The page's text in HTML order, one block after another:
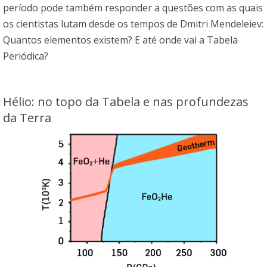
período pode também responder a questões com as quais
os cientistas lutam desde os tempos de Dmitri Mendeleiev:
Quantos elementos existem? E até onde vai a Tabela
Periódica?
Hélio: no topo da Tabela e nas profundezas
da Terra